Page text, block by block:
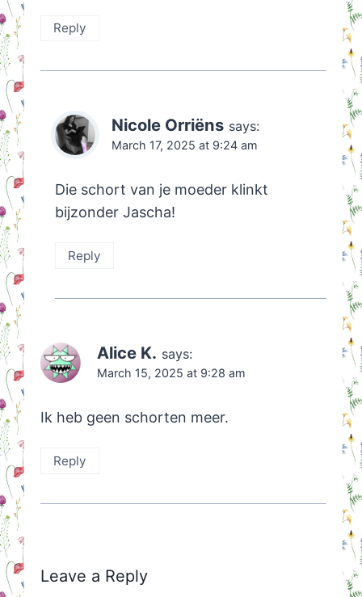
Reply
Nicole Orriëns says:
March 17, 2025 at 9:24 am
Die schort van je moeder klinkt
bijzonder Jascha!
Reply
Alice K. says:
March 15, 2025 at 9:28 am
Ik heb geen schorten meer.
Reply
Leave a Reply